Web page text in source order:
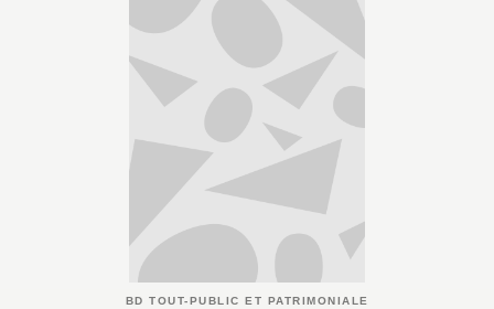
BD TOUT-PUBLIC ET PATRIMONIALE